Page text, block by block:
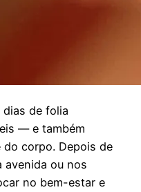
dias de folia
— e também
corpo. Depois de
avenida ou nos
no bem-estar e